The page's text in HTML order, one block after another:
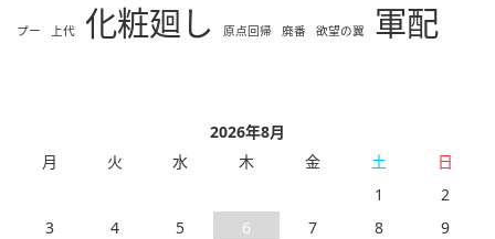
プー 上代 化粧廻し 原点回帰 廃番 欲望の翼 軍配
2026年8月
月
火 水 木 金 土
日
1
2
3
4 5 6 7 8
9